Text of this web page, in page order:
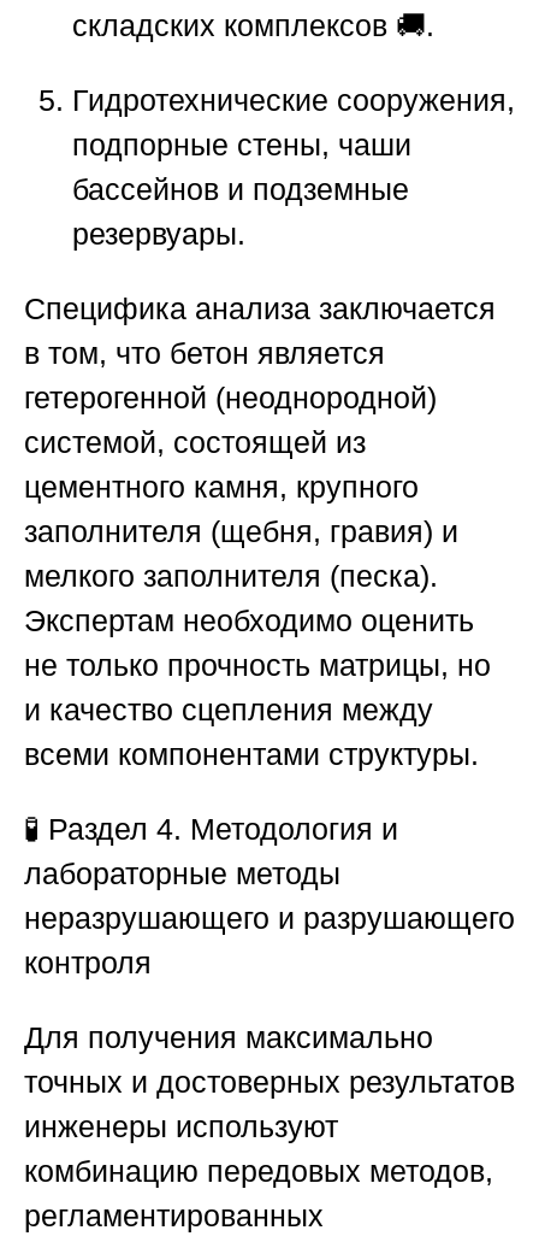
складских комплексов 🚚.
Гидротехнические сооружения,
подпорные стены, чаши
бассейнов и подземные
резервуары.
Специфика анализа заключается
в том, что бетон является
гетерогенной (неоднородной)
системой, состоящей из
цементного камня, крупного
заполнителя (щебня, гравия) и
мелкого заполнителя (песка).
Экспертам необходимо оценить
не только прочность матрицы, но
и качество сцепления между
всеми компонентами структуры.
🧪 Раздел 4. Методология и
лабораторные методы
неразрушающего и разрушающего
контроля
Для получения максимально
точных и достоверных результатов
инженеры используют
комбинацию передовых методов,
регламентированных